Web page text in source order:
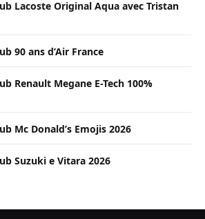
Lacoste Original Aqua avec Tristan
90 ans d’Air France
Renault Megane E-Tech 100%
Mc Donald’s Emojis 2026
Suzuki e Vitara 2026